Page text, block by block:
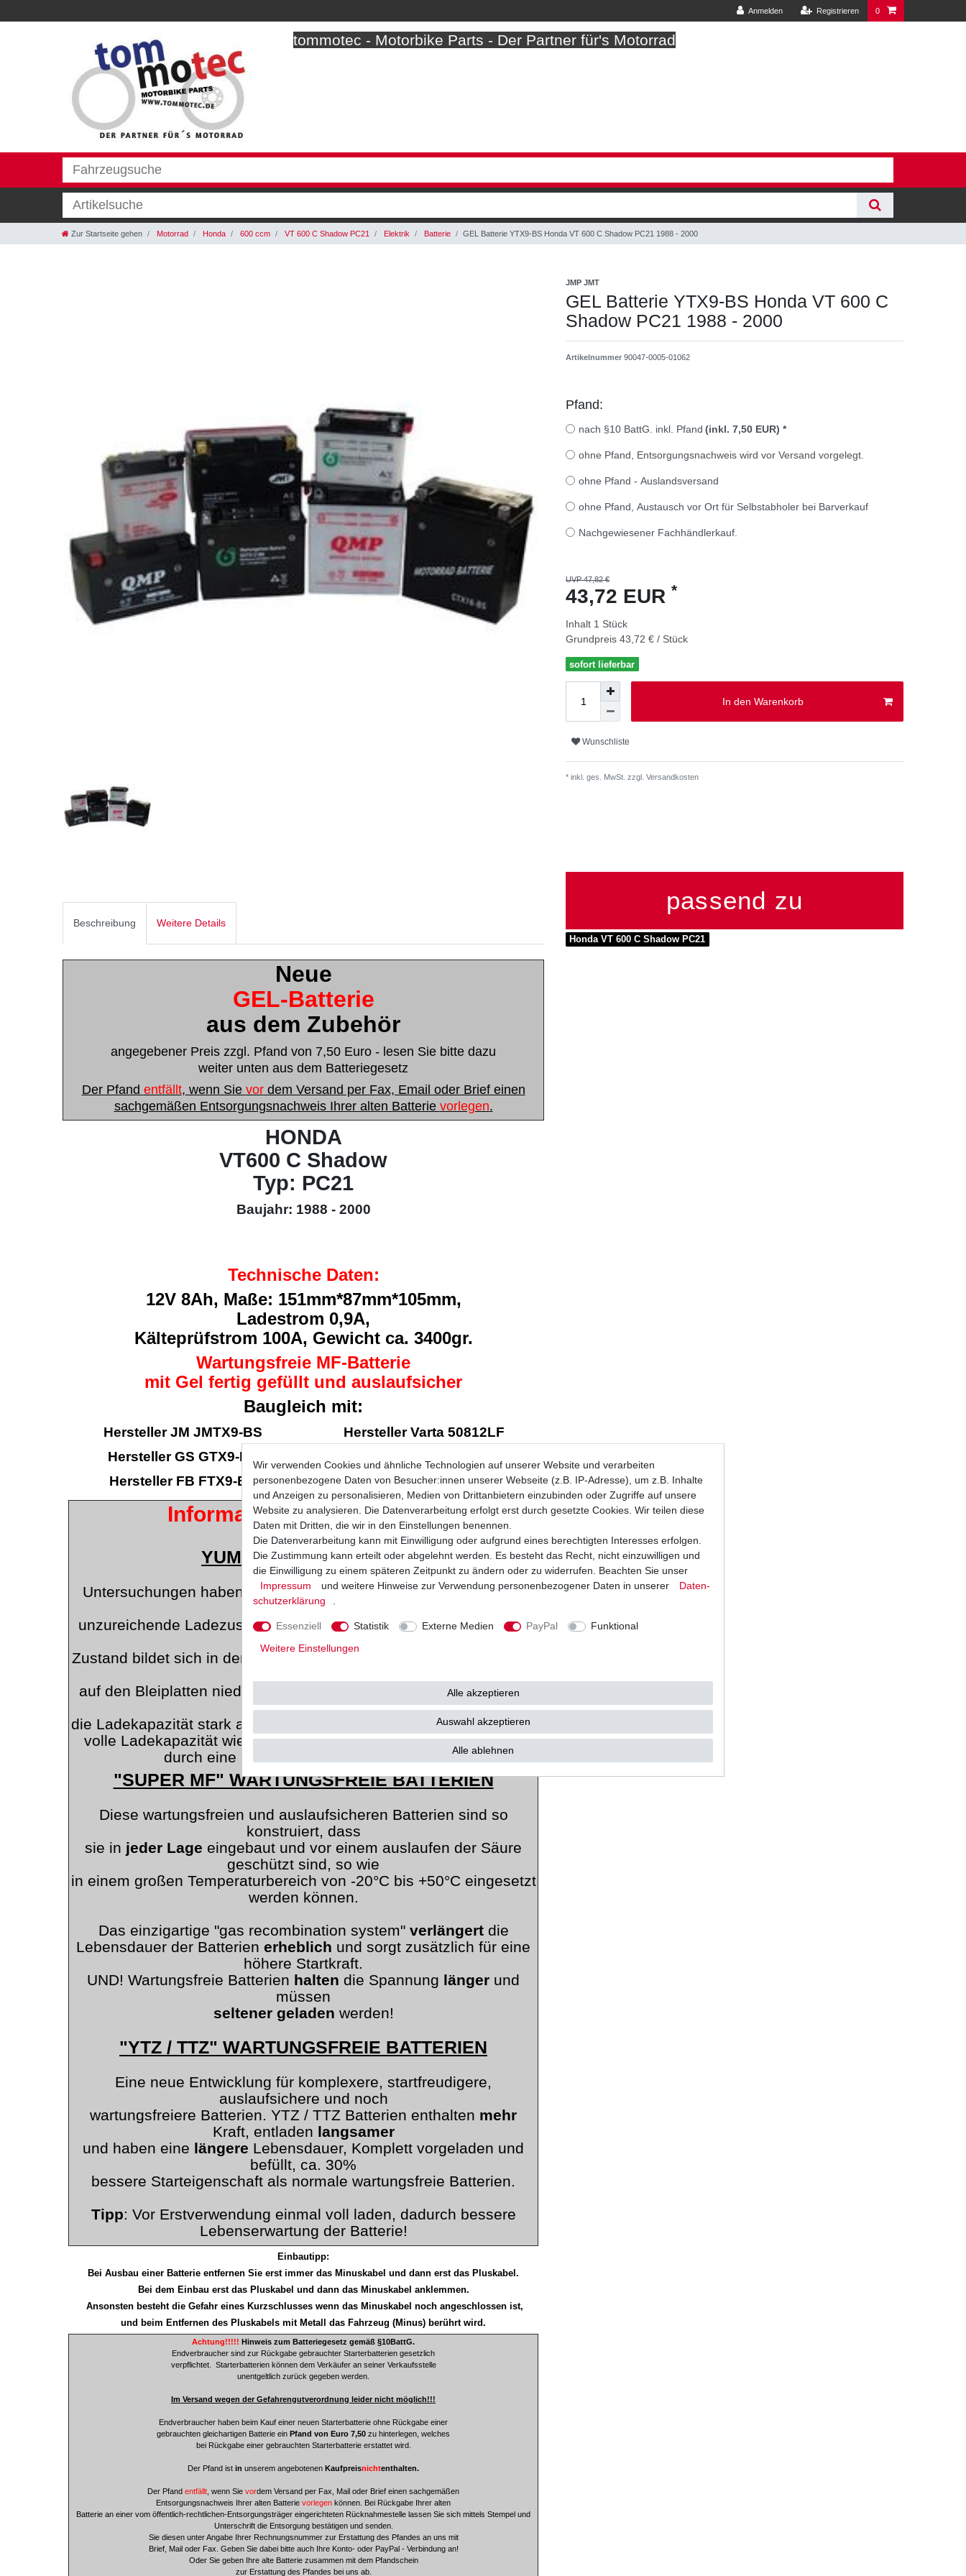
Anmelden Registrieren 0
tommotec - Motorbike Parts - Der Partner für's Motorrad
Zur Startseite gehen Motorrad Honda 600 ccm VT 600 C Shadow PC21 Elektrik Batterie GEL Batterie YTX9-BS Honda VT 600 C Shadow PC21 1988 - 2000
JMP JMT
GEL Batterie YTX9-BS Honda VT 600 C
Shadow PC21 1988 - 2000
Artikelnummer 90047-0005-01062
Pfand:
nach §10 BattG. inkl. Pfand (inkl. 7,50 EUR) *
ohne Pfand, Entsorgungsnachweis wird vor Versand vorgelegt.
ohne Pfand - Auslandsversand
ohne Pfand, Austausch vor Ort für Selbstabholer bei Barverkauf
Nachgewiesener Fachhändlerkauf.
UVP 47,82 €
43,72 EUR *
Inhalt 1 Stück
Grundpreis 43,72 € / Stück
sofort lieferbar
In den Warenkorb
Wunschliste
* inkl. ges. MwSt. zzgl. Versandkosten
Beschreibung Weitere Details
Neue
GEL-Batterie
aus dem Zubehör
angegebener Preis zzgl. Pfand von 7,50 Euro - lesen Sie bitte dazu
weiter unten aus dem Batteriegesetz
Der Pfand entfällt, wenn Sie vordem Versand per Fax, Email oder Brief einen
sachgemäßen Entsorgungsnachweis Ihrer alten Batterie vorlegen.
HONDA
VT600 C Shadow
Typ: PC21
Baujahr: 1988 - 2000
Technische Daten:
12V 8Ah, Maße: 151mm*87mm*105mm,
Ladestrom 0,9A,
Kälteprüfstrom 100A, Gewicht ca. 3400gr.
Wartungsfreie MF-Batterie
mit Gel fertig gefüllt und auslaufsicher
Baugleich mit:
Hersteller JM JMTX9-BS
Hersteller Varta 50812LF
Hersteller GS GTX9-BS
Hersteller FB FTX9-BS
Hersteller YUASA YTX9-BS
Informationen zu Batterien
YUMICRON BATTERIEN
Untersuchungen haben ergeben, dass 95% aller Batteriedefekte
durch
unzureichende Ladezustände der Batterien verursacht werden. In
diesem
Zustand bildet sich in den Batterien eine kristallartige Substanz, die
auf den Bleiplatten niederschlägt.
Diese "Verschwefelung" hat zur
Folge, dass
die Ladekapazität stark abnimmt und es kaum mehr möglich ist, die
volle Ladekapazität wiederherzustellen und müssen mit der Zeit
durch eine neue Batterie ersetzt werden.
"SUPER MF" WARTUNGSFREIE BATTERIEN
Diese wartungsfreien und auslaufsicheren Batterien sind so
konstruiert, dass
sie in jeder Lage eingebaut und vor einem auslaufen der Säure
geschützt sind, so wie
in einem großen Temperaturbereich von -20°C bis +50°C eingesetzt
werden können.
Das einzigartige "gas recombination system" verlängertdie
Lebensdauer der Batterien erheblich und sorgt zusätzlich für eine
höhere Startkraft.
UND! Wartungsfreie Batterien halten die Spannung länger und
müssen
seltener geladen werden!
"YTZ / TTZ" WARTUNGSFREIE BATTERIEN
Eine neue Entwicklung für komplexere, startfreudigere,
auslaufsichere und noch
wartungsfreiere Batterien. YTZ / TTZ Batterien enthalten mehr
Kraft, entladen langsamer
und haben eine längere Lebensdauer, Komplett vorgeladen und
befüllt, ca. 30%
bessere Starteigenschaft als normale wartungsfreie Batterien.
Tipp: Vor Erstverwendung einmal voll laden, dadurch bessere
Lebenserwartung der Batterie!
Einbautipp:
Bei Ausbau einer Batterie entfernen Sie erst immer das Minuskabel und dann erst das Pluskabel.
Bei dem Einbau erst das Pluskabel und dann das Minuskabel anklemmen.
Ansonsten besteht die Gefahr eines Kurzschlusses wenn das Minuskabel noch angeschlossen ist,
und beim Entfernen des Pluskabels mit Metall das Fahrzeug (Minus) berührt wird.
Achtung!!!!! Hinweis zum Batteriegesetz gemäß §10BattG.
Endverbraucher sind zur Rückgabe gebrauchter Starterbatterien gesetzlich
verpflichtet.
Starterbatterien können dem Verkäufer an seiner Verkaufsstelle
unentgeltlich zurück gegeben werden.
Im Versand wegen der Gefahrengutverordnung leider nicht möglich!!!
Endverbraucher haben beim Kauf einer neuen Starterbatterie ohne Rückgabe einer
gebrauchten gleichartigen Batterie ein Pfand von Euro 7,50 zu hinterlegen, welches
bei Rückgabe einer gebrauchten Starterbatterie erstattet wird.
Der Pfand ist in unserem angebotenen Kaufpreisnichtenthalten.
Der Pfand entfällt , wenn Sie vordem Versand per Fax, Mail oder Brief einen sachgemäßen
Entsorgungsnachweis Ihrer alten Batterie vorlegen können. Bei Rückgabe Ihrer alten
Batterie an einer vom öffentlich-rechtlichen-Entsorgungsträger eingerichteten Rücknahmestelle lassen Sie sich mittels Stempel und
Unterschrift die Entsorgung bestätigen und senden.
Sie diesen unter Angabe Ihrer Rechnungsnummer zur Erstattung des Pfandes an uns mit
Brief, Mail oder Fax. Geben Sie dabei bitte auch Ihre Konto- oder PayPal - Verbindung an!
Oder Sie geben Ihre alte Batterie zusammen mit dem Pfandschein
zur Erstattung des Pfandes bei uns ab.
passend zu
Honda VT 600 C Shadow PC21
Wir verwenden Cookies und ähnliche Technologien auf unserer Website und verarbeiten
personenbezogene Daten von Besucher:innen unserer Webseite (z.B. IP-Adresse), um z.B. Inhalte
und Anzeigen zu personalisieren, Medien von Drittanbietern einzubinden oder Zugriffe auf unsere
Website zu analysieren. Die Datenverarbeitung erfolgt erst durch gesetzte Cookies. Wir teilen diese
Daten mit Dritten, die wir in den Einstellungen benennen.
Die Datenverarbeitung kann mit Einwilligung oder aufgrund eines berechtigten Interesses erfolgen.
Die Zustimmung kann erteilt oder abgelehnt werden. Es besteht das Recht, nicht einzuwilligen und
die Einwilligung zu einem späteren Zeitpunkt zu ändern oder zu widerrufen. Beachten Sie unser
Impressum
und weitere Hinweise zur Verwendung personenbezogener Daten in unserer
Daten­
schutz­erklärung
Essenziell Statistik Externe Medien PayPal
Funktional
Weitere Einstellungen
Alle akzeptieren
Auswahl akzeptieren
Alle ablehnen